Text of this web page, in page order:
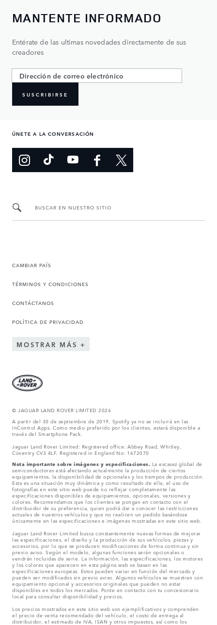
MANTENTE INFORMADO
Entérate de las ultimas novedades directamente de sus
creadores
SUSCRIBIRSE
ÚNETE A LA CONVERSACIÓN
BUSCAR EN NUESTRO SITIO
CAMBIAR PAÍS
TÉRMINOS Y CONDICIONES
CONTÁCTANOS
POLÍTICA DE PRIVACIDAD
MOSTRAR MÁS
© JAGUAR LAND ROVER LIMITED 2026
A partir del 30 de septiembre de 2019, Spotify ya no se incluirá en las
InControl Apps. Como medio preferido por los clientes, estará disponible a
través del Smartphone Pack.
Jaguar Land Rover Limited: Registered office: Abbey Road, Whitley,
Coventry CV3 4LF. Registered in England No: 1672070
Nota importante sobre imágenes y especificaciones. La escasez global de
semiconductores está afectando actualmente la producción de ciertos
equipamientos, la disponibilidad de opcionales y los tiempos de producción.
Esta es una situación muy dinámica y como resultado de ella, el uso de
fotografías en este sitio web puede no reflejar completamente las
especificaciones disponibles de equipamientos, opcionales, versiones y
colores. Recomendamos que los clientes se pongan en contacto con el
distribuidor de su preferencia, quien podrá dar a conocer las restricciones
actuales de nuestros vehículos y que no realicen un pedido basándose
únicamente en las especificaciones e imágenes mostradas en este sitio web.
Jaguar Land Rover Limited busca constantemente nuevas formas de mejorar
las especificaciones, el diseño y la producción de sus vehículos, piezas y
accesorios, por lo que se producen modificaciones de forma continua y sin
previo aviso. Según el modelo, algunas funciones serán opcionales o
vendrán incluidas de serie. La información, las especificaciones, los motores
y los colores que aparecen en esta página web se basan en las
especificaciones europeas. Estos pueden variar en función del mercado y
pueden ser modificados sin previo aviso. Algunos vehículos se muestran con
equipamiento opcional y accesorios originales que pueden no estar
disponibles en todos los mercados. Ponte en contacto con tu concesionario
local para consultar disponibilidad y precios.
Los precios mostrados en este sitio web son ejemplificativos y comprenden
el precio de venta recomendado del vehículo, el costo de entrega al
distribuidor, el estimado de IVA, ISAN y otros impuestos, así como los